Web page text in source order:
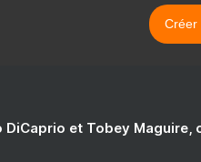
Créer
DiCaprio et Tobey